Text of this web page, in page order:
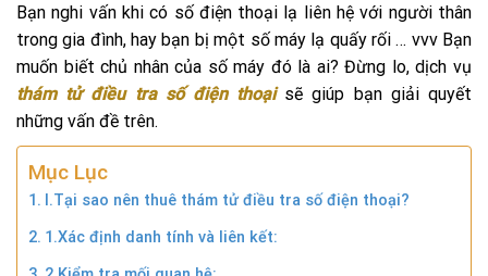
Bạn nghi vấn khi có số điện thoại lạ liên hệ với người thân
trong gia đình, hay bạn bị một số máy lạ quấy rối … vvv Bạn
muốn biết chủ nhân của số máy đó là ai? Đừng lo, dịch vụ
thám tử điều tra số điện thoạisẽ giúp bạn giải quyết
những vấn đề trên.
Mục Lục
I.Tại sao nên thuê thám tử điều tra số điện thoại?
1.Xác định danh tính và liên kết: